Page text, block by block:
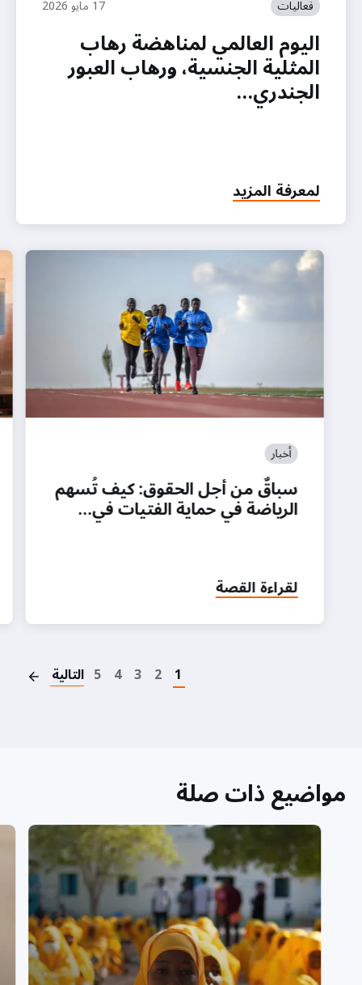
فعاليات 17 مايو 2026
اليوم العالمي لمناهضة رهاب
المثلية الجنسية، ورهاب العبور
الجندري…
لمعرفة المزيد
أخبار
سباقٌ من أجل الحقوق: كيف تُسهم
الرياضة في حماية الفتيات في…
لقراءة القصة
1
2
3
4
5 التالية
مواضيع ذات صلة